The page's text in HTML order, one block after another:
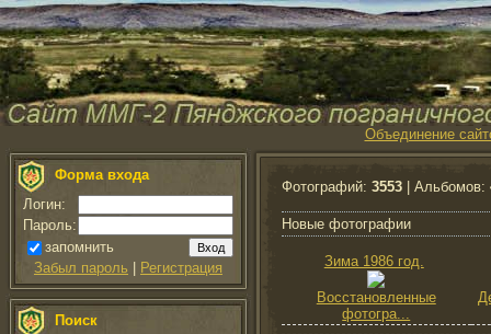
Объединение
Форма входа
Логин:
Пароль:
запомнить
Забыл пароль
Регистрация
Поиск
Фотографий: 3553 | Альбомов:
Новые фотографии
Зима 1986 год.
Восстановленные
фотогра...